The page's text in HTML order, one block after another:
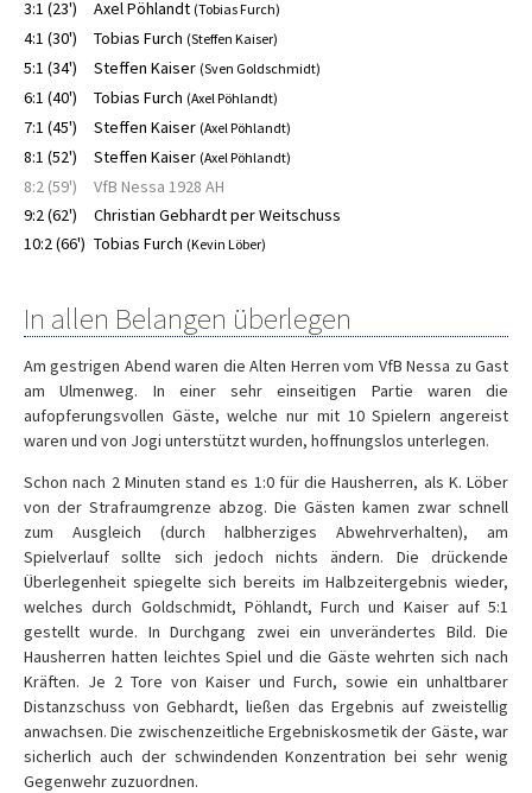
3:1 (23') Axel Pöhlandt (Tobias Furch)
4:1 (30') Tobias Furch (Steffen Kaiser)
5:1 (34') Steffen Kaiser (Sven Goldschmidt)
6:1 (40') Tobias Furch (Axel Pöhlandt)
7:1 (45') Steffen Kaiser (Axel Pöhlandt)
8:1 (52') Steffen Kaiser (Axel Pöhlandt)
8:2 (59')
VfB Nessa 1928 AH
9:2 (62')
Christian Gebhardt per Weitschuss
10:2 (66') Tobias Furch (Kevin Löber)
In allen Belangen überlegen
Am gestrigen Abend waren die Alten Herren vom VfB Nessa zu Gast
am Ulmenweg. In einer sehr einseitigen Partie waren die
aufopferungsvollen Gäste, welche nur mit 10 Spielern angereist
waren und von Jogi unterstützt wurden, hoffnungslos unterlegen.
Schon nach 2 Minuten stand es 1:0 für die Hausherren, als K. Löber
von der Strafraumgrenze abzog. Die Gästen kamen zwar schnell
zum Ausgleich (durch halbherziges Abwehrverhalten), am
Spielverlauf sollte sich jedoch nichts ändern. Die drückende
Überlegenheit spiegelte sich bereits im Halbzeitergebnis wieder,
welches durch Goldschmidt, Pöhlandt, Furch und Kaiser auf 5:1
gestellt wurde. In Durchgang zwei ein unverändertes Bild. Die
Hausherren hatten leichtes Spiel und die Gäste wehrten sich nach
Kräften. Je 2 Tore von Kaiser und Furch, sowie ein unhaltbarer
Distanzschuss von Gebhardt, ließen das Ergebnis auf zweistellig
anwachsen. Die zwischenzeitliche Ergebniskosmetik der Gäste, war
sicherlich auch der schwindenden Konzentration bei sehr wenig
Gegenwehr zuzuordnen.